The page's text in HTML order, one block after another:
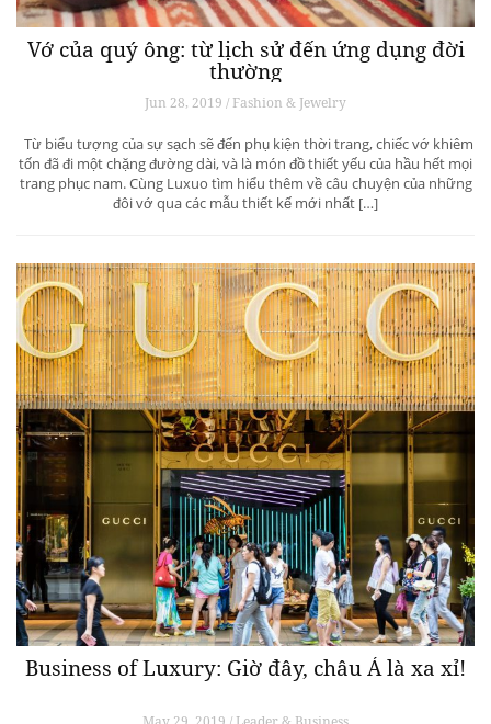
Vớ của quý ông: từ lịch sử đến ứng dụng đời
thường
Jun 28, 2019 / Fashion & Jewelry
Từ biểu tượng của sự sạch sẽ đến phụ kiện thời trang, chiếc vớ khiêm
tốn đã đi một chặng đường dài, và là món đồ thiết yếu của hầu hết mọi
trang phục nam. Cùng Luxuo tìm hiểu thêm về câu chuyện của những
đôi vớ qua các mẫu thiết kế mới nhất […]
Business of Luxury: Giờ đây, châu Á là xa xỉ!